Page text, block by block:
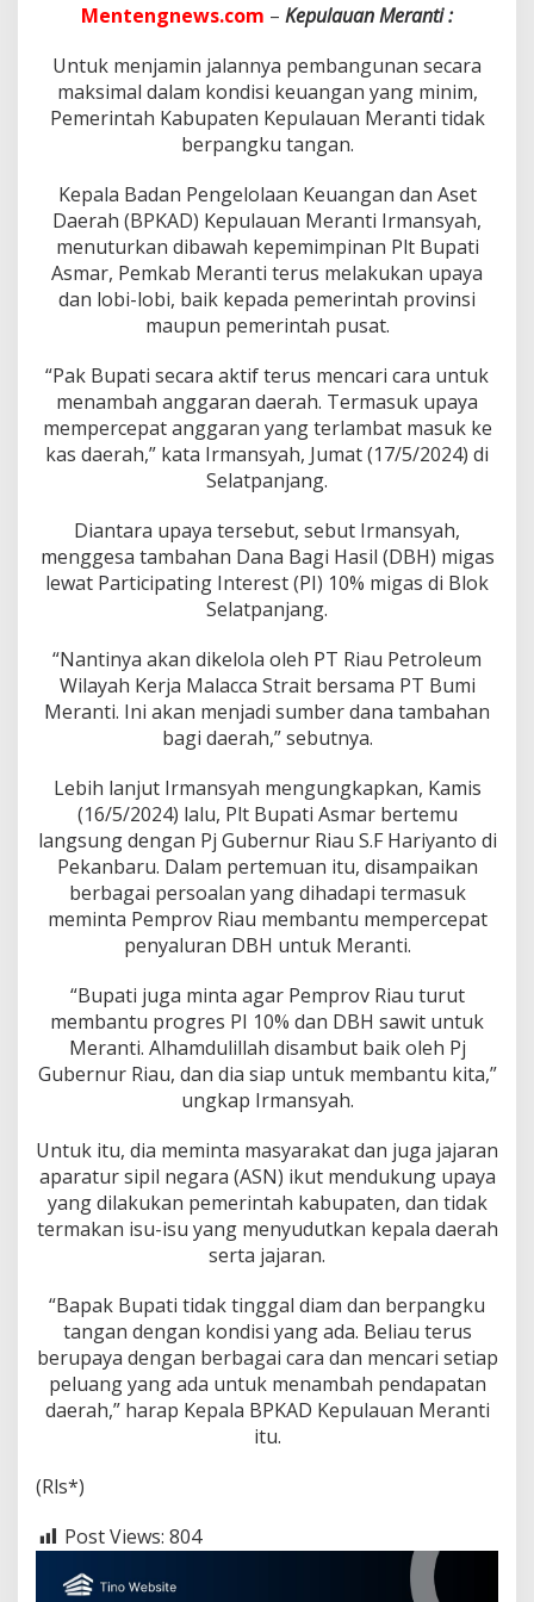
r
B
H
M
i
g
s
d
a
r
i
P
r
v
i
n
s
i
d
P
u
s
a
Mentengnews.com – Kepulauan Meranti :
Untuk menjamin jalannya pembangunan secara
maksimal dalam kondisi keuangan yang minim,
Pemerintah Kabupaten Kepulauan Meranti tidak
berpangku tangan.
Kepala Badan Pengelolaan Keuangan dan Aset
Daerah (BPKAD) Kepulauan Meranti Irmansyah,
menuturkan dibawah kepemimpinan Plt Bupati
Asmar, Pemkab Meranti terus melakukan upaya
dan lobi-lobi, baik kepada pemerintah provinsi
maupun pemerintah pusat.
“Pak Bupati secara aktif terus mencari cara untuk
menambah anggaran daerah. Termasuk upaya
mempercepat anggaran yang terlambat masuk ke
kas daerah,” kata Irmansyah, Jumat (17/5/2024) di
Selatpanjang.
Diantara upaya tersebut, sebut Irmansyah,
menggesa tambahan Dana Bagi Hasil (DBH) migas
lewat Participating Interest (PI) 10% migas di Blok
Selatpanjang.
“Nantinya akan dikelola oleh PT Riau Petroleum
Wilayah Kerja Malacca Strait bersama PT Bumi
Meranti. Ini akan menjadi sumber dana tambahan
bagi daerah,” sebutnya.
Lebih lanjut Irmansyah mengungkapkan, Kamis
(16/5/2024) lalu, Plt Bupati Asmar bertemu
langsung dengan Pj Gubernur Riau S.F Hariyanto di
Pekanbaru. Dalam pertemuan itu, disampaikan
berbagai persoalan yang dihadapi termasuk
meminta Pemprov Riau membantu mempercepat
penyaluran DBH untuk Meranti.
“Bupati juga minta agar Pemprov Riau turut
membantu progres PI 10% dan DBH sawit untuk
Meranti. Alhamdulillah disambut baik oleh Pj
Gubernur Riau, dan dia siap untuk membantu kita,”
ungkap Irmansyah.
Untuk itu, dia meminta masyarakat dan juga jajaran
aparatur sipil negara (ASN) ikut mendukung upaya
yang dilakukan pemerintah kabupaten, dan tidak
termakan isu-isu yang menyudutkan kepala daerah
serta jajaran.
“Bapak Bupati tidak tinggal diam dan berpangku
tangan dengan kondisi yang ada. Beliau terus
berupaya dengan berbagai cara dan mencari setiap
peluang yang ada untuk menambah pendapatan
daerah,” harap Kepala BPKAD Kepulauan Meranti
itu.
(Rls*)
Post Views: 804